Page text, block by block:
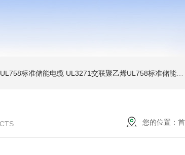
标准储能电缆 UL3271交联聚乙烯UL758标准储能电缆
您的位置：